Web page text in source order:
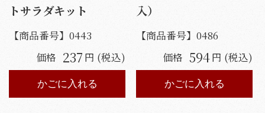
トサラダキット
【商品番号】 0443
価格 237 円 (税込)
かごに入れる
入）
【商品番号】0486
価格 594円 (税込)
かごに入れる